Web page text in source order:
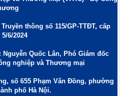
thông số 115/GP-TTĐT, cấp
6/2024
Quốc Lân, Phó Giám đốc
nghiệp và Thương mại
số 655 Phạm Văn Đồng, phường
phố Hà Nội.